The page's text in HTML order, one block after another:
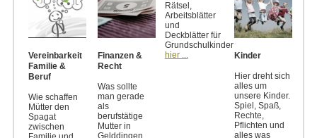
Vereinbarkeit
Familie &
Beruf
Wie schaffen
Mütter den
Spagat
zwischen
Finanzen &
Recht
Was sollte
man gerade
als
berufstätige
Mutter in
Gelddingen
Rätsel,
Arbeitsblätter
und
Deckblätter für
Grundschulkinder
hier ...
Kinder
Hier dreht sich
alles um
unsere Kinder.
Spiel, Spaß,
Rechte,
Pflichten und
alles was